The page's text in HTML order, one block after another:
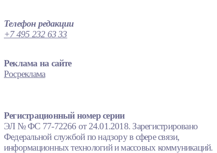
Телефон редакции
+7 495 232 63 33
Реклама на сайте
Росреклама
Регистрационный номер серии
ЭЛ № ФС 77-72266 от 24.01.2018. Зарегистрировано
Федеральной службой по надзору в сфере связи,
информационных технологий и массовых коммуникаций.